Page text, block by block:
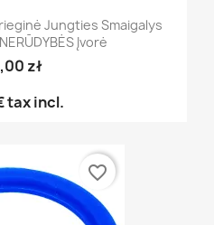
Jungties Smaigalys
Įvorė
zł
tax incl.
favorite_border